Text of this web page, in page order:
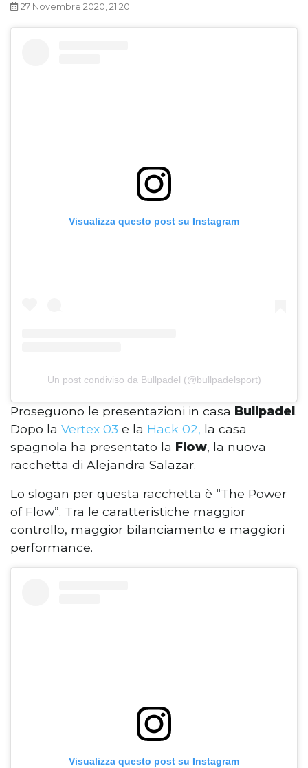
27 Novembre 2020, 21:20
Visualizza questo post su Instagram
Un post condiviso da Bullpadel (@bullpadelsport)
Proseguono le presentazioni in casa Bullpadel.
Dopo la Vertex 03 e la Hack 02, la casa
spagnola ha presentato la Flow, la nuova
racchetta di Alejandra Salazar.
Lo slogan per questa racchetta è “The Power
of Flow”. Tra le caratteristiche maggior
controllo, maggior bilanciamento e maggiori
performance.
Visualizza questo post su Instagram